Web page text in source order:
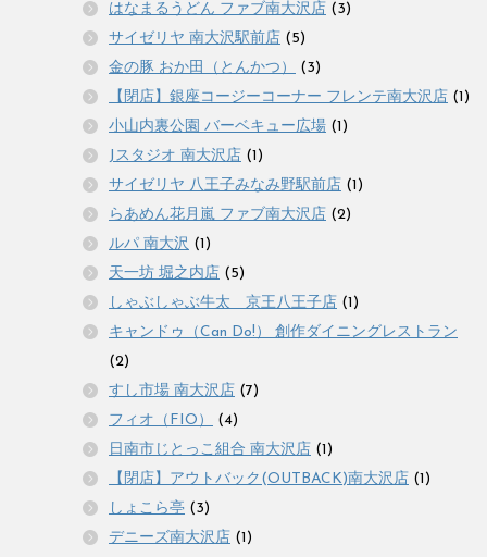
はなまるうどん ファブ南大沢店 (3)
サイゼリヤ 南大沢駅前店 (5)
金の豚 おか田（とんかつ）
(3)
【閉店】銀座コージーコーナー フレンテ南大沢店 (1)
小山内裏公園 バーベキュー広場 (1)
Jスタジオ 南大沢店 (1)
サイゼリヤ 八王子みなみ野駅前店 (1)
らあめん花月嵐 ファブ南大沢店 (2)
ルパ 南大沢 (1)
天一坊 堀之内店 (5)
しゃぶしゃぶ牛太 京王八王子店 (1)
キャンドゥ（Can Do!） 創作ダイニングレストラン
(2)
すし市場 南大沢店 (7)
フィオ（FIO）
(4)
日南市じとっこ組合 南大沢店 (1)
【閉店】アウトバック(OUTBACK)南大沢店 (1)
しょこら亭 (3)
デニーズ南大沢店 (1)